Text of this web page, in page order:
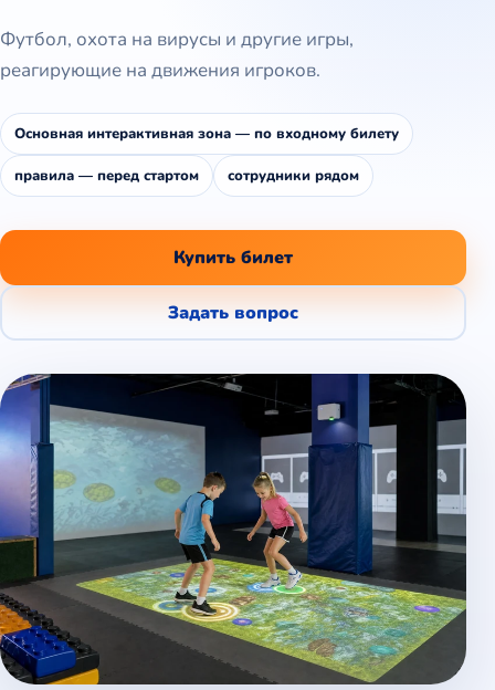
Футбол, охота на вирусы и другие игры,
реагирующие на движения игроков.
Основная интерактивная зона — по входному билету
правила — перед стартом сотрудники рядом
Купить билет
Задать вопрос